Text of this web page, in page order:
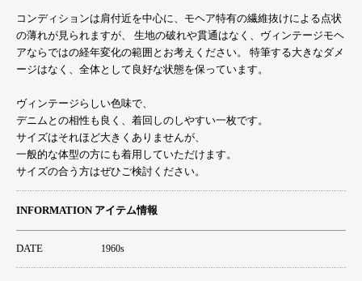
コンディションは肩付近を中心に、モヘア特有の繊維抜けによる点状
の薄れが見られますが、 生地の破れや貫通はなく、ヴィンテージモヘ
アならではの経年変化の範囲とお考えください。 特筆する大きなダメ
ージはなく、全体として良好な状態を保っています。
ヴィンテージらしい色味で、
デニムとの相性も良く、着回しのしやすい一枚です。
サイズはそれほど大きくありませんが、
一般的な体型の方にも着用していただけます。
サイズの合う方はぜひご検討ください。
INFORMATION アイテム情報
DATE 1960s